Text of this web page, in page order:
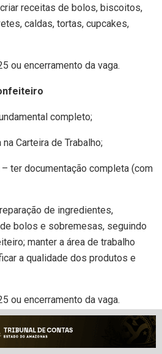
receitas de bolos, biscoitos,
caldas, tortas, cupcakes,
ou encerramento da vaga.
completo;
Carteira de Trabalho;
ter documentação completa (com
de ingredientes,
bolos e sobremesas, seguindo
manter a área de trabalho
a qualidade dos produtos e
ou encerramento da vaga.
de Automóveis
completo;